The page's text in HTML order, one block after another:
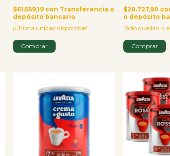
$61.559,19 con Transferencia o
depósito bancario
¡Última unidad disponible!
$20.727,90
o depósito
¡Solo quedan4